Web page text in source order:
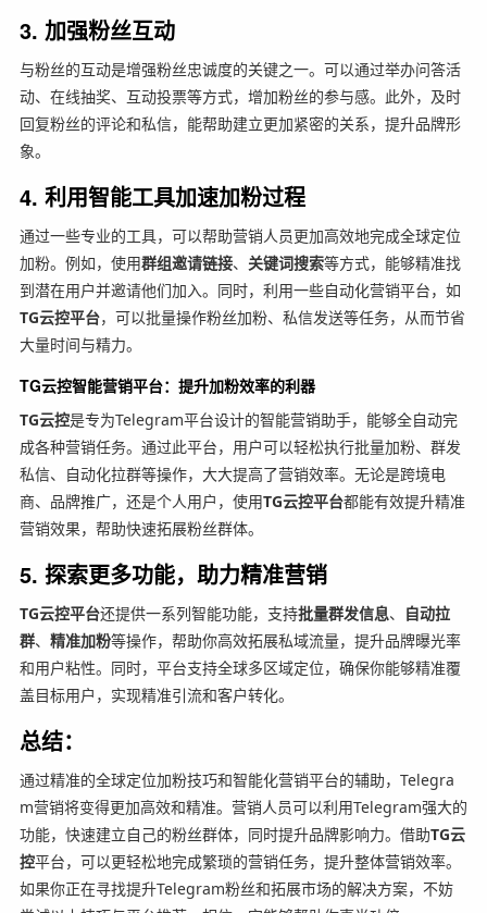
3. 加强粉丝互动
与粉丝的互动是增强粉丝忠诚度的关键之一。可以通过举办问答活
动、在线抽奖、互动投票等方式，增加粉丝的参与感。此外，及时
回复粉丝的评论和私信，能帮助建立更加紧密的关系，提升品牌形
象。
4. 利用智能工具加速加粉过程
通过一些专业的工具，可以帮助营销人员更加高效地完成全球定位
加粉。例如，使用群组邀请链接、 关键词搜索等方式，能够精准找
到潜在用户并邀请他们加入。同时，利用一些自动化营销平台，如
TG云控平台，可以批量操作粉丝加粉、私信发送等任务，从而节省
大量时间与精力。
TG云控智能营销平台：提升加粉效率的利器
TG云控是专为Telegram平台设计的智能营销助手，能够全自动完
成各种营销任务。通过此平台，用户可以轻松执行批量加粉、群发
私信、自动化拉群等操作，大大提高了营销效率。无论是跨境电
商、品牌推广，还是个人用户，使用TG云控平台都能有效提升精准
营销效果，帮助快速拓展粉丝群体。
5. 探索更多功能，助力精准营销
TG云控平台还提供一系列智能功能，支持批量群发信息、 自动拉
群、 精准加粉等操作，帮助你高效拓展私域流量，提升品牌曝光率
和用户粘性。同时，平台支持全球多区域定位，确保你能够精准覆
盖目标用户，实现精准引流和客户转化。
总结：
通过精准的全球定位加粉技巧和智能化营销平台的辅助，Telegra
m营销将变得更加高效和精准。营销人员可以利用Telegram强大的
功能，快速建立自己的粉丝群体，同时提升品牌影响力。借助TG云
控平台，可以更轻松地完成繁琐的营销任务，提升整体营销效率。
如果你正在寻找提升Telegram粉丝和拓展市场的解决方案，不妨